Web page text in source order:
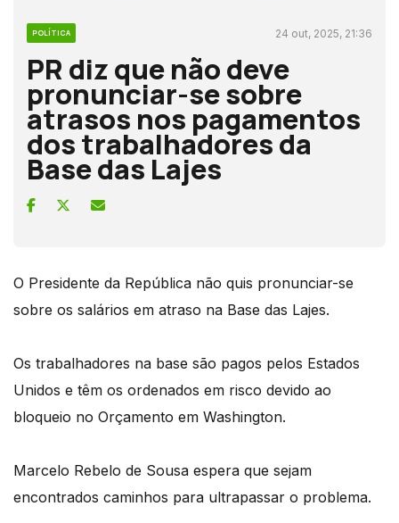
POLÍTICA 24 out, 2025, 21:36
PR diz que não deve
pronunciar-se sobre
atrasos nos pagamentos
dos trabalhadores da
Base das Lajes
O Presidente da República não quis pronunciar-se
sobre os salários em atraso na Base das Lajes.
Os trabalhadores na base são pagos pelos Estados
Unidos e têm os ordenados em risco devido ao
bloqueio no Orçamento em Washington.
Marcelo Rebelo de Sousa espera que sejam
encontrados caminhos para ultrapassar o problema.